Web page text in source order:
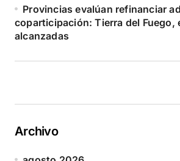
Provincias evalúan refinanciar
coparticipación: Tierra del Fuego,
alcanzadas
Archivo